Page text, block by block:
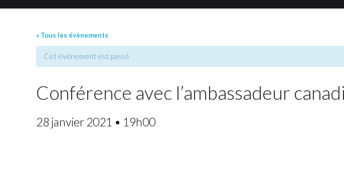
« Tous les évènements
Cet évènement est passé
Conférence avec l’ambassadeur
28 janvier 2021 • 19h00